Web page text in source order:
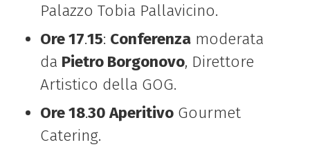
Palazzo Tobia Pallavicino.
Ore 17.15: Conferenza moderata
da Pietro Borgonovo, Direttore
Artistico della GOG.
Ore 18.30 Aperitivo Gourmet
Catering.